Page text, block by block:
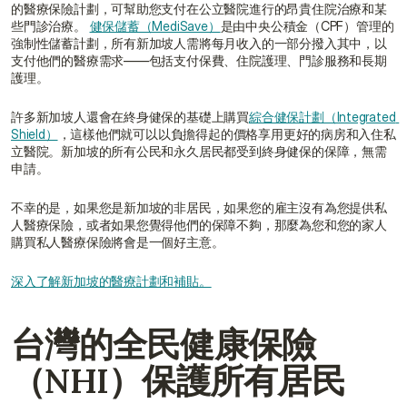
的醫療保險計劃，可幫助您支付在公立醫院進行的昂貴住院治療和某
些門診治療。 健保儲蓄（MediSave） 是由中央公積金（CPF）管理的
強制性儲蓄計劃，所有新加坡人需將每月收入的一部分撥入其中，以
支付他們的醫療需求——包括支付保費、住院護理、門診服務和長期
護理。
許多新加坡人還會在終身健保的基礎上購買綜合健保計劃（Integrated
Shield）
，這樣他們就可以以負擔得起的價格享用更好的病房和入住私
立醫院。新加坡的所有公民和永久居民都受到終身健保的保障，無需
申請。
不幸的是，如果您是新加坡的非居民，如果您的雇主沒有為您提供私
人醫療保險，或者如果您覺得他們的保障不夠，那麼為您和您的家人
購買私人醫療保險將會是一個好主意。
深入了解新加坡的醫療計劃和補貼。
台灣的全民健康保險
（NHI）保護所有居民